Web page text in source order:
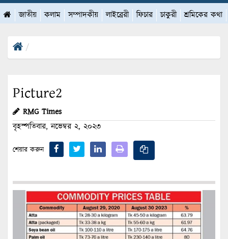
জাতীয় কলাম সম্পাদকীয় লাইব্রেরী ফিচার চাকুরী শ্রমিকের কথা
Picture2
RMG Times
বৃহস্পতিবার, নভেম্বর ২, ২০২৩
শেয়ার করুন